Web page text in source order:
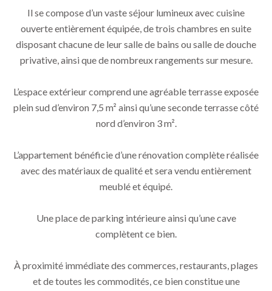
Il se compose d’un vaste séjour lumineux avec cuisine
ouverte entièrement équipée, de trois chambres en suite
disposant chacune de leur salle de bains ou salle de douche
privative, ainsi que de nombreux rangements sur mesure.
L’espace extérieur comprend une agréable terrasse exposée
plein sud d’environ 7,5 m² ainsi qu’une seconde terrasse côté
nord d’environ 3 m².
L’appartement bénéficie d’une rénovation complète réalisée
avec des matériaux de qualité et sera vendu entièrement
meublé et équipé.
Une place de parking intérieure ainsi qu’une cave
complètent ce bien.
À proximité immédiate des commerces, restaurants, plages
et de toutes les commodités, ce bien constitue une